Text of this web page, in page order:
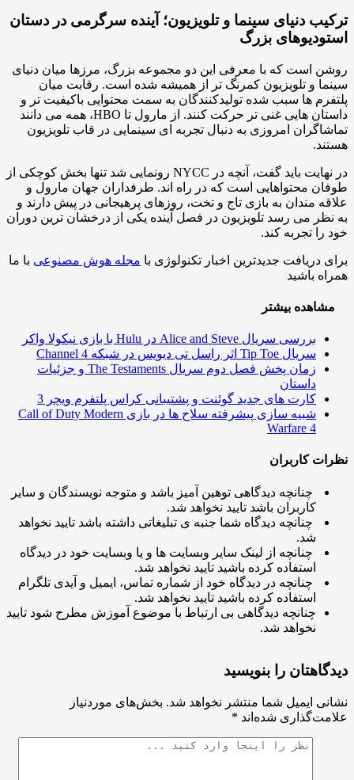
دنیای سینما و تلویزیون؛ آینده سرگرمی در دستان
بزرگ
است که با معرفی این دو مجموعه بزرگ، مرزها میان دنیای
و تلویزیون کمرنگ تر از همیشه شده است. رقابت میان
ها سبب شده تولیدکنندگان به سمت محتوایی باکیفیت تر و
داستان هایی غنی تر حرکت کنند. از مارول تا HBO، همه می دانند
امروزی به دنبال تجربه ای سینمایی در قاب تلویزیون
در نهایت باید گفت، آنچه در NYCC رونمایی شد تنها بخش کوچکی از
محتواهایی است که در راه اند. طرفداران جهان مارول و
مندان به بازی تاج و تخت، روزهای پرهیجانی در پیش دارند و
می رسد تلویزیون در فصل آینده یکی از درخشان ترین دوران
تجربه کند.
دریافت جدیدترین اخبار تکنولوژی با مجله هوش مصنوعیبا ما
باشید
بیشتر
بررسی سریال Alice and Steve در Hulu با بازی نیکولا واکر
سریال Tip Toe اثر راسل تی دیویس در شبکه Channel 4
زمان پخش فصل دوم سریال The Testaments و جزئیات
داستان
کارت های جدید گوئنت و پشتیبانی کراس پلتفرم ویچر 3
شبیه سازی پیشرفته سلاح ها در بازی Call of Duty Modern
Warfare 4
کاربران
چنانچه دیدگاهی توهین آمیز باشد و متوجه نویسندگان و سایر
کاربران باشد تایید نخواهد شد.
چنانچه دیدگاه شما جنبه ی تبلیغاتی داشته باشد تایید نخواهد
چنانچه از لینک سایر وبسایت ها و یا وبسایت خود در دیدگاه
استفاده کرده باشید تایید نخواهد شد.
چنانچه در دیدگاه خود از شماره تماس، ایمیل و آیدی تلگرام
استفاده کرده باشید تایید نخواهد شد.
چنانچه دیدگاهی بی ارتباط با موضوع آموزش مطرح شود تایید
نخواهد شد.
را بنویسید
ایمیل شما منتشر نخواهد شد. بخش‌های موردنیاز
شده‌اند*